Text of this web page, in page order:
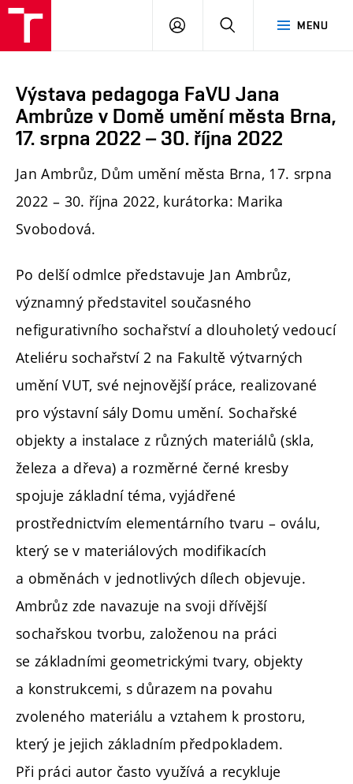
MENU
PŘIHLÁSIT
Výstava pedagoga FaVU Jana
Ambrůze v Domě umění města Brna,
17. srpna 2022 – 30. října 2022
Jan Ambrůz, Dům umění města Brna, 17. srpna
2022 – 30. října 2022, kurátorka: Marika
Svobodová.
Po delší odmlce představuje Jan Ambrůz,
významný představitel současného
nefigurativního sochařství a dlouholetý vedoucí
Ateliéru sochařství 2 na Fakultě výtvarných
umění VUT, své nejnovější práce, realizované
pro výstavní sály Domu umění. Sochařské
objekty a instalace z různých materiálů (skla,
železa a dřeva) a rozměrné černé kresby
spojuje základní téma, vyjádřené
prostřednictvím elementárního tvaru – oválu,
který se v materiálových modifikacích
a obměnách v jednotlivých dílech objevuje.
Ambrůz zde navazuje na svoji dřívější
sochařskou tvorbu, založenou na práci
se základními geometrickými tvary, objekty
a konstrukcemi, s důrazem na povahu
zvoleného materiálu a vztahem k prostoru,
který je jejich základním předpokladem.
Při práci autor často využívá a recykluje